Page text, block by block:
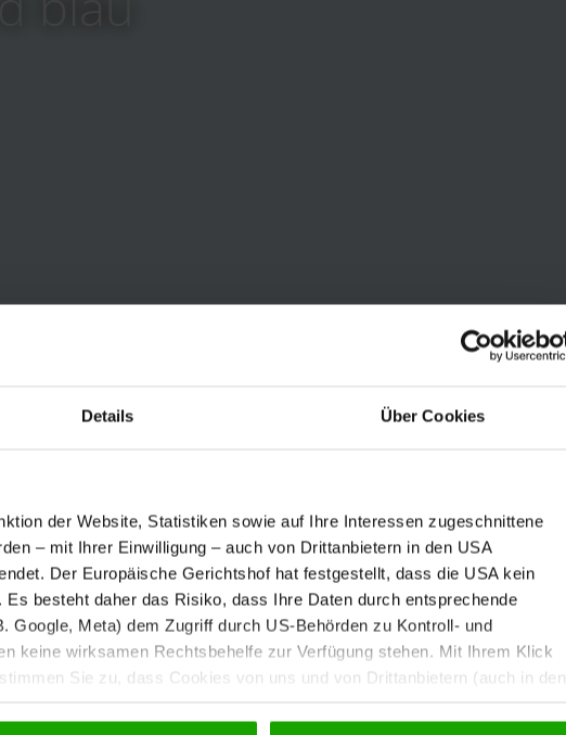
Details Über Cookies
der Website, Statistiken sowie auf Ihre Interessen zugeschnittene
– mit Ihrer Einwilligung – auch von Drittanbietern in den USA
Der Europäische Gerichtshof hat festgestellt, dass die USA kein
besteht daher das Risiko, dass Ihre Daten durch entsprechende
Google, Meta) dem Zugriff durch US-Behörden zu Kontroll- und
keine wirksamen Rechtsbehelfe zur Verfügung stehen. Mit Ihrem Klick
Sie zu, dass Cookies von uns und von Drittanbietern (auch in den